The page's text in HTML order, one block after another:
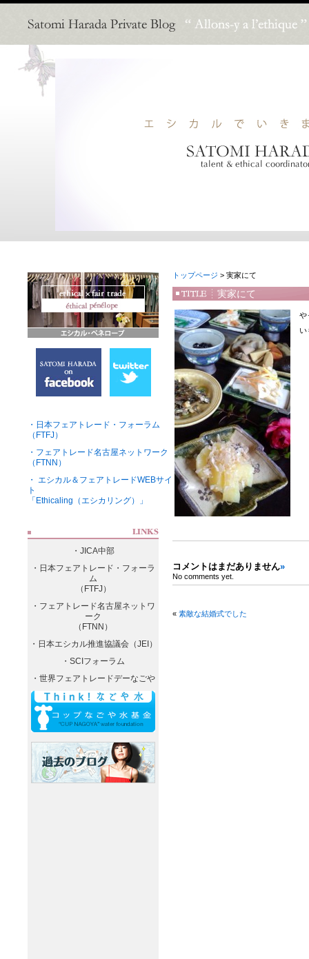
・日本フェアトレード・フォーラム
（FTFJ）
・フェアトレード名古屋ネットワーク
（FTNN）
・ エシカル＆フェアトレードWEBサイ
ト
「Ethicaling（エシカリング）」
・JICA中部
・日本フェアトレード・フォーラ
ム
（FTFJ）
・フェアトレード名古屋ネットワ
ーク
（FTNN）
・日本エシカル推進協議会（JEI）
・SCIフォーラム
・世界フェアトレードデーなごや
トップページ > 実家にて
実家にて
や
い
コメントはまだありません»
No comments yet.
« 素敵な結婚式でした